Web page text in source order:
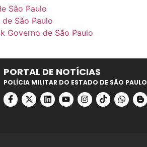
PORTAL DE NOTÍCIAS
POLÍCIA MILITAR DO ESTADO DE SÃO PAULO